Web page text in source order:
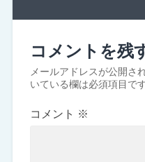
コメントを残
メールアドレスが公開さ
いている欄は必須項目で
コメント ※